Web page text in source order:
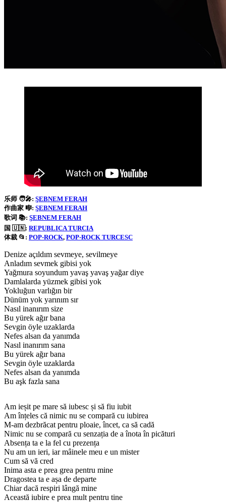
乐师 🧑‍🎤: ŞEBNEM FERAH
作曲家 🎼: ŞEBNEM FERAH
歌词 📚: ŞEBNEM FERAH
国 🇺🇳: REPUBLICA TURCIA
体裁 📂: POP-ROCK, POP-ROCK TURCESC
Denize açıldım sevmeye, sevilmeye
Anladım sevmek gibisi yok
Yağmura soyundum yavaş yavaş yağar diye
Damlalarda yüzmek gibisi yok
Yokluğun varlığın bir
Dünüm yok yarınım sır
Nasıl inanırım size
Bu yürek ağır bana
Sevgin öyle uzaklarda
Nefes alsan da yanımda
Nasıl inanırım sana
Bu yürek ağır bana
Sevgin öyle uzaklarda
Nefes alsan da yanımda
Bu aşk fazla sana
Am ieșit pe mare să iubesc și să fiu iubit
Am înțeles că nimic nu se compară cu iubirea
M-am dezbrăcat pentru ploaie, încet, ca să cadă
Nimic nu se compară cu senzația de a înota în picături
Absența ta e la fel cu prezența
Nu am un ieri, iar mâinele meu e un mister
Cum să vă cred
Inima asta e prea grea pentru mine
Dragostea ta e așa de departe
Chiar dacă respiri lângă mine
Această iubire e prea mult pentru tine